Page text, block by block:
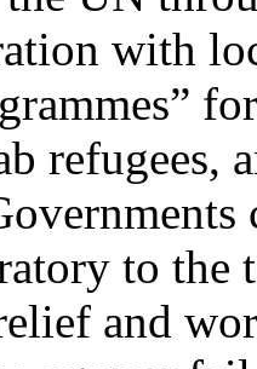
with
refugees,
to the
and